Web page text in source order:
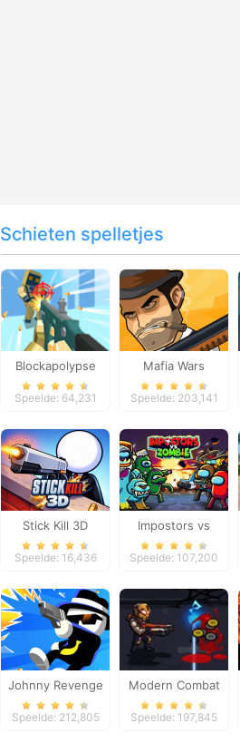
Schieten spelletjes
Blockapolypse
Zombie Shooter
Speelde: 64,231
Mafia Wars
Speelde: 203,141
Stick Kill 3D
Speelde: 16,436
Impostors vs
Zombies: Survival
Speelde: 107,200
Johnny Revenge
Speelde: 212,805
Modern Combat
Defense
Speelde: 197,845